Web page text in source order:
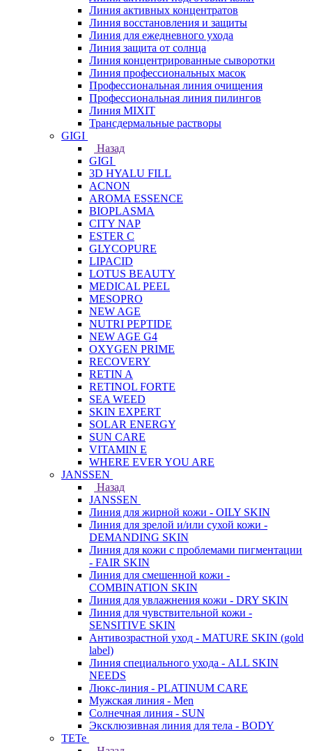
Линия активных концентратов
Линия восстановления и защиты
Линия для ежедневного ухода
Линия защита от солнца
Линия концентрированные сыворотки
Линия профессиональных масок
Профессиональная линия очищения
Профессиональная линия пилингов
Линия MIXIT
Трансдермальные растворы
GIGI
Назад
GIGI
3D HYALU FILL
ACNON
AROMA ESSENCE
BIOPLASMA
CITY NAP
ESTER C
GLYCOPURE
LIPACID
LOTUS BEAUTY
MEDICAL PEEL
MESOPRO
NEW AGE
NUTRI PEPTIDE
NEW AGE G4
OXYGEN PRIME
RECOVERY
RETIN A
RETINOL FORTE
SEA WEED
SKIN EXPERT
SOLAR ENERGY
SUN CARE
VITAMIN E
WHERE EVER YOU ARE
JANSSEN
Назад
JANSSEN
Линия для жирной кожи - OILY SKIN
Линия для зрелой и/или сухой кожи -
DEMANDING SKIN
Линия для кожи с проблемами пигментации
- FAIR SKIN
Линия для смешенной кожи -
COMBINATION SKIN
Линия для увлажнения кожи - DRY SKIN
Линия для чувствительной кожи -
SENSITIVE SKIN
Антивозрастной уход - MATURE SKIN (gold
label)
Линия специального ухода - ALL SKIN
NEEDS
Люкс-линия - PLATINUM CARE
Мужская линия - Men
Солнечная линия - SUN
Эксклюзивная линия для тела - BODY
TETe